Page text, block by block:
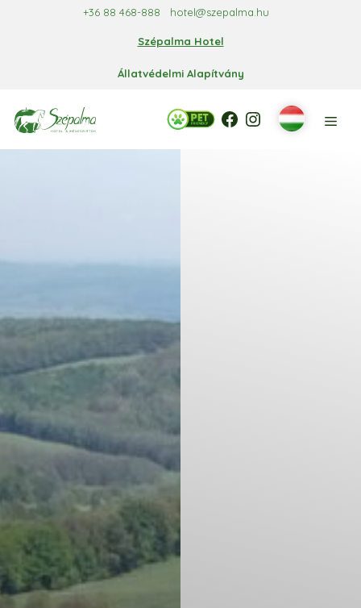
+36 88 468-888 hotel@szepalma.hu
Szépalma Hotel
Állatvédelmi Alapítvány
Facebook Facebook
Instagram